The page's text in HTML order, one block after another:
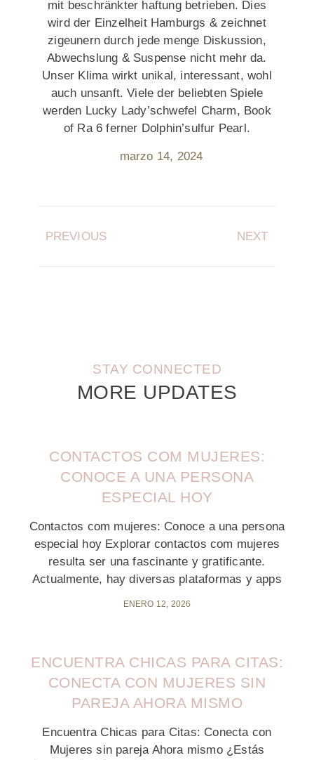
mit beschränkter haftung betrieben. Dies
wird der Einzelheit Hamburgs & zeichnet
zigeunern durch jede menge Diskussion,
Abwechslung & Suspense nicht mehr da.
Unser Klima wirkt unikal, interessant, wohl
auch unsanft. Viele der beliebten Spiele
werden Lucky Lady’schwefel Charm, Book
of Ra 6 ferner Dolphin’sulfur Pearl.
marzo 14, 2024
PREVIOUS NEXT
STAY CONNECTED
MORE UPDATES
CONTACTOS COM MUJERES:
CONOCE A UNA PERSONA
ESPECIAL HOY
Contactos com mujeres: Conoce a una persona
especial hoy Explorar contactos com mujeres
resulta ser una fascinante y gratificante.
Actualmente, hay diversas plataformas y apps
ENERO 12, 2026
ENCUENTRA CHICAS PARA CITAS:
CONECTA CON MUJERES SIN
PAREJA AHORA MISMO
Encuentra Chicas para Citas: Conecta con
Mujeres sin pareja Ahora mismo ¿Estás